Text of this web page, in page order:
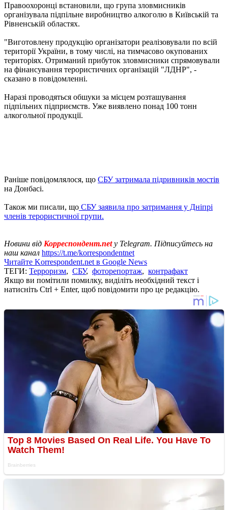
Правоохоронці встановили, що група зловмисників
організувала підпільне виробництво алкоголю в Київській та
Рівненській областях.
"Виготовлену продукцію організатори реалізовували по всій
території України, в тому числі, на тимчасово окупованих
територіях. Отриманий прибуток зловмисники спрямовували
на фінансування терористичних організацій "ЛДНР", -
сказано в повідомленні.
Наразі проводяться обшуки за місцем розташування
підпільних підприємств. Уже виявлено понад 100 тонн
алкогольної продукції.
Раніше повідомлялося, що СБУ затримала підривників мостів
на Донбасі.
Також ми писали, що СБУ заявила про затримання у Дніпрі
членів терористичної групи.
Новини від Корреспондент.net у Telegram. Підписуйтесь на
наш канал https://t.me/korrespondentnet
Читайте Korrespondent.net в Google News
ТЕГИ: Терроризм, СБУ, фоторепортаж, контрафакт
Якщо ви помітили помилку, виділіть необхідний текст і
натисніть Ctrl + Enter, щоб повідомити про це редакцію.